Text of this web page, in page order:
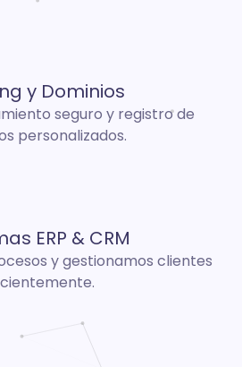
y Dominios
seguro y registro de
personalizados.
ERP & CRM
y gestionamos clientes